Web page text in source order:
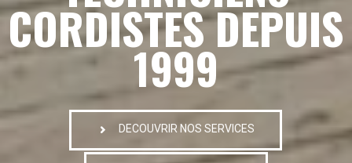
CORDISTES DEPUIS
1999
DECOUVRIR NOS SERVICES